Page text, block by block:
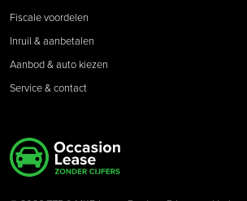
Fiscale voordelen
Inruil & aanbetalen
Aanbod & auto kiezen
Service & contact